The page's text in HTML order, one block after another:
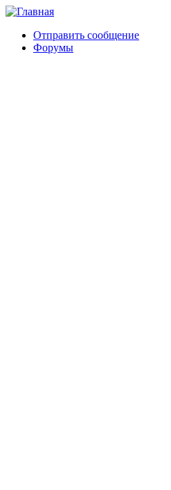
Отправить сообщение
Форумы